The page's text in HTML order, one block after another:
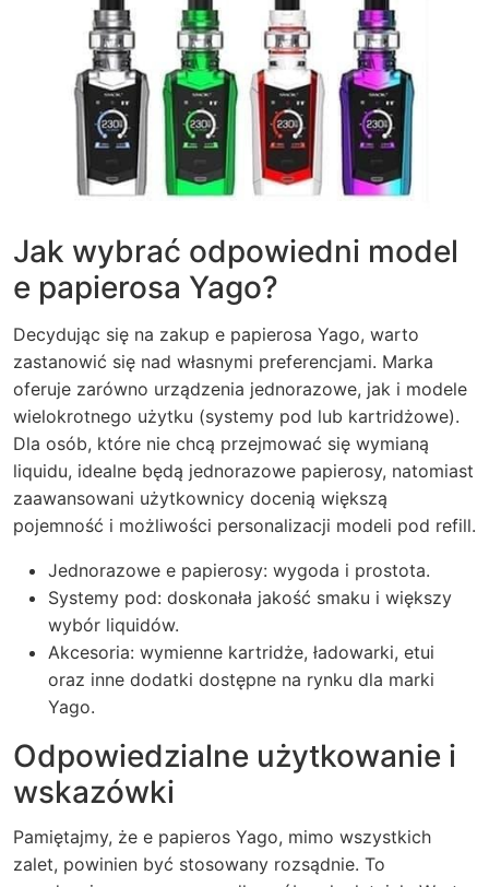
Jak wybrać odpowiedni model
e papierosa Yago?
Decydując się na zakup e papierosa Yago, warto
zastanowić się nad własnymi preferencjami. Marka
oferuje zarówno urządzenia jednorazowe, jak i modele
wielokrotnego użytku (systemy pod lub kartridżowe).
Dla osób, które nie chcą przejmować się wymianą
liquidu, idealne będą jednorazowe papierosy, natomiast
zaawansowani użytkownicy docenią większą
pojemność i możliwości personalizacji modeli pod refill.
Jednorazowe e papierosy: wygoda i prostota.
Systemy pod: doskonała jakość smaku i większy
wybór liquidów.
Akcesoria: wymienne kartridże, ładowarki, etui
oraz inne dodatki dostępne na rynku dla marki
Yago.
Odpowiedzialne użytkowanie i
wskazówki
Pamiętajmy, że e papieros Yago, mimo wszystkich
zalet, powinien być stosowany rozsądnie. To